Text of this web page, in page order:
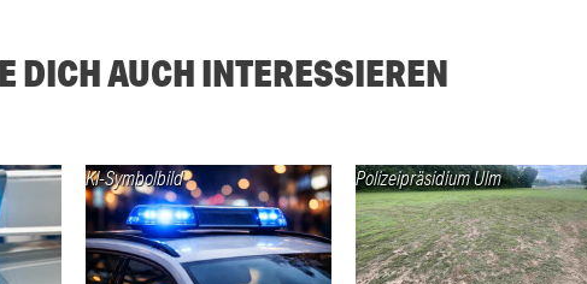
DICH AUCH INTERESSIEREN
KI-Symbolbild Polizeipräsidium Ulm